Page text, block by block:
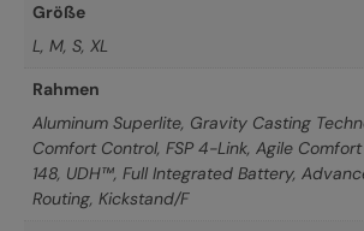
Größe
L, M, S, XL
Rahmen
Aluminum Superlite, Gravity Casting
Comfort Control, FSP 4-Link, Agile
148, UDH™, Full Integrated Battery,
Routing, Kickstand/F